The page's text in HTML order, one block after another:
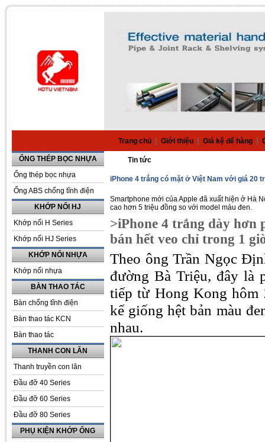
Trang chủ Giới thiệu Giá kệ để hàng
ỐNG THÉP BỌC NHỰA
Ống thép bọc nhựa
Ống ABS chống tĩnh điện
KHỚP NỐI HJ
Khớp nối H Series
Khớp nối HJ Series
KHỚP NỐI NHỰA
Khớp nối nhựa
BÀN THAO TÁC
Bàn chống tĩnh điện
Bàn thao tác KCN
Bàn thao tác
THANH CON LĂN
Thanh truyền con lăn
Đầu đỡ 40 Series
Đầu đỡ 60 Series
Đầu đỡ 80 Series
PHỤ KIỆN KHỚP ỐNG
Tin tức
iPhone 4 trắng có mặt ở Việt Nam với giá 20
Smartphone mới của Apple đã xuất hiện ở Hà
cao hơn 5 triệu đồng so với model màu đen.
>iPhone 4 trắng dày hơn
bán hết veo chỉ trong 1
Theo ông Trần Ngọc
đường Bà Triệu, đây là
tiếp từ Hong Kong hôm
kế giống hệt bản màu
nhau.